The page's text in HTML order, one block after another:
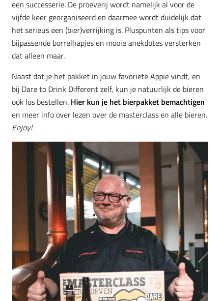
een successerie. De proeverij wordt namelijk al voor de
vijfde keer georganiseerd en daarmee wordt duidelijk dat
het serieus een (bier)verrijking is. Pluspunten als tips voor
bijpassende borrelhapjes en mooie anekdotes versterken
dat alleen maar.
Naast dat je het pakket in jouw favoriete Appie vindt, en
bij Dare to Drink Different zelf, kun je natuurlijk de bieren
ook los bestellen. Hier kun je het bierpakket bemachtigen
en meer info over lezen over de masterclass en alle bieren.
Enjoy!